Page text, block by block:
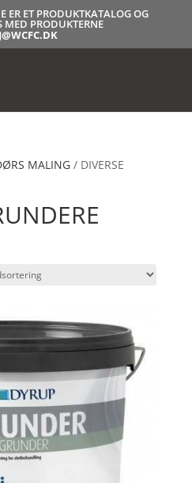
ER ET PRODUKTKATALOG OG
MED PRODUKTERNE
MALING/ DIVERSE